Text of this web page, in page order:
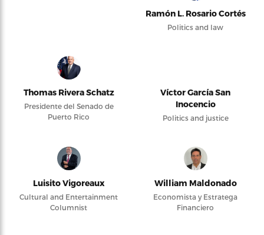
Ramón L. Rosario Cortés
Politics and law
Thomas Rivera Schatz
Presidente del Senado de
Puerto Rico
Víctor García San
Inocencio
Politics and justice
Luisito Vigoreaux
Cultural and Entertainment
Columnist
William Maldonado
Economista y Estratega
Financiero